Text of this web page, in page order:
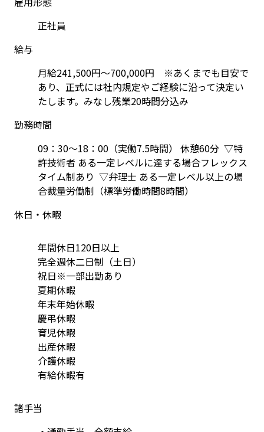
正社員
給与
月給241,500円～700,000円　※あくまでも目安で
あり、正式には社内規定やご経験に沿って決定い
たします。みなし残業20時間分込み
勤務時間
09：30～18：00（実働7.5時間） 休憩60分  ▽特
許技術者 ある一定レベルに達する場合フレックス
タイム制あり  ▽弁理士 ある一定レベル以上の場
合裁量労働制（標準労働時間8時間）
休日・休暇
年間休日120日以上
完全週休二日制（土日）
祝日※一部出勤あり
夏期休暇
年末年始休暇
慶弔休暇
育児休暇
出産休暇
介護休暇
有給休暇有
諸手当